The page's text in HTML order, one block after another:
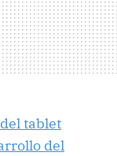
tablet
del